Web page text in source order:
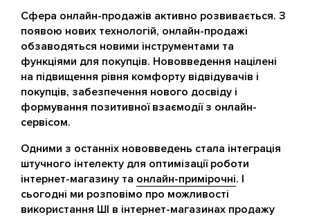
Сфера онлайн-продажів активно розвивається. З
появою нових технологій, онлайн-продажі
обзаводяться новими інструментами та
функціями для покупців. Нововведення націлені
на підвищення рівня комфорту відвідувачів і
покупців, забезпечення нового досвіду і
формування позитивної взаємодії з онлайн-
сервісом.
Одними з останніх нововведень стала інтеграція
штучного інтелекту для оптимізації роботи
інтернет-магазину та онлайн-примірочні. І
сьогодні ми розповімо про можливості
використання ШІ в інтернет-магазинах продажу